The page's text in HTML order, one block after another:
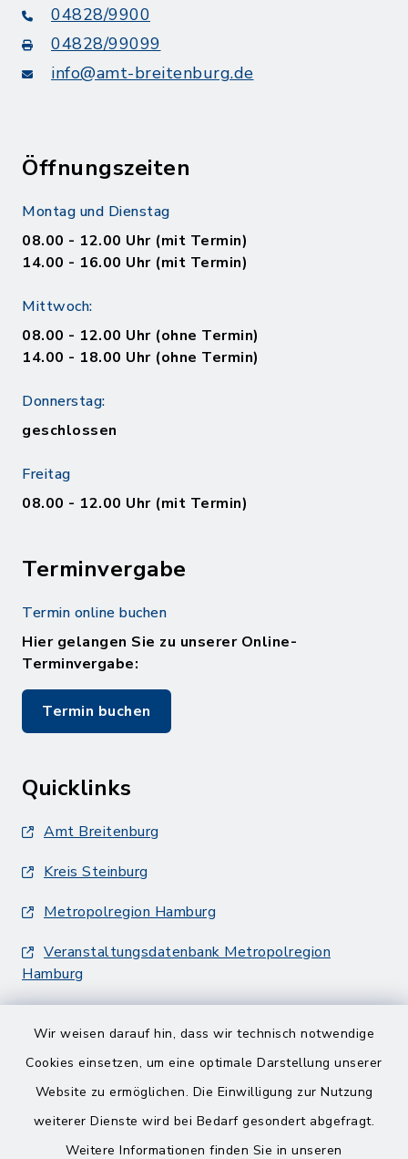
Wir weisen darauf hin, dass wir technisch notwendige
Cookies einsetzen, um eine optimale Darstellung unserer
Website zu ermöglichen. Die Einwilligung zur Nutzung
weiterer Dienste wird bei Bedarf gesondert abgefragt.
Weitere Informationen finden Sie in unseren
04828/9900
04828/99099
info@amt-breitenburg.de
Öffnungszeiten
Montag und Dienstag
08.00 - 12.00 Uhr (mit Termin)
14.00 - 16.00 Uhr (mit Termin)
Mittwoch:
08.00 - 12.00 Uhr (ohne Termin)
14.00 - 18.00 Uhr (ohne Termin)
Donnerstag:
geschlossen
Freitag
08.00 - 12.00 Uhr (mit Termin)
Terminvergabe
Termin online buchen
Hier gelangen Sie zu unserer Online-
Terminvergabe:
Termin buchen
Quicklinks
Amt Breitenburg
Kreis Steinburg
Metropolregion Hamburg
Veranstaltungsdatenbank Metropolregion
Hamburg